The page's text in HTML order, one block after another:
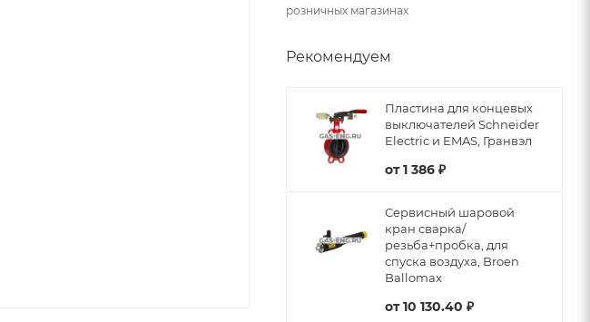
розничных магазинах
Рекомендуем
Пластина для концевых
выключателей Schneider
Electric и EMAS, Гранвэл
от1 386 ₽
Сервисный шаровой
кран сварка/
резьба+пробка, для
спуска воздуха, Broen
Ballomax
от10 130.40 ₽